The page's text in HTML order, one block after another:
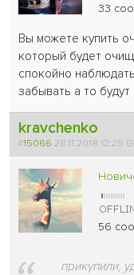
33
Вы можете купить
который будет
спокойно
забывать а то
kravchenko
#15066 28.11.2018 12:25
56
прикупили,